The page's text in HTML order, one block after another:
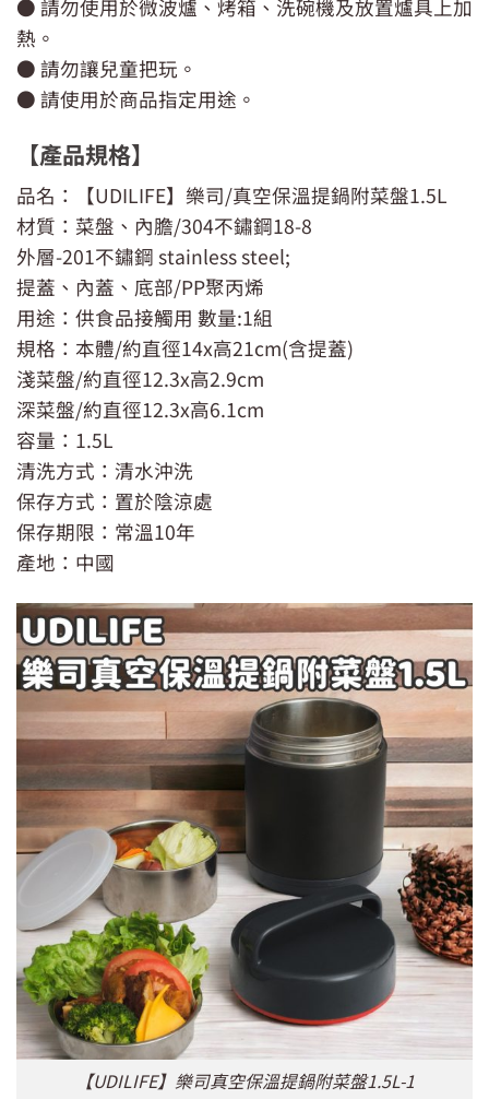
● 請勿使用於微波爐、烤箱、洗碗機及放置爐具上加
熱。
● 請勿讓兒童把玩。
● 請使用於商品指定用途。
【產品規格】
品名：【UDILIFE】樂司/真空保溫提鍋附菜盤1.5L
材質：菜盤、內膽/304不鏽鋼18-8
外層-201不鏽鋼 stainless steel;
提蓋、內蓋、底部/PP聚丙烯
用途：供食品接觸用 數量:1組
規格：本體/約直徑14x高21cm(含提蓋)
淺菜盤/約直徑12.3x高2.9cm
深菜盤/約直徑12.3x高6.1cm
容量：1.5L
清洗方式：清水沖洗
保存方式：置於陰涼處
保存期限：常溫10年
產地：中國
【UDILIFE】樂司真空保溫提鍋附菜盤1.5L-1